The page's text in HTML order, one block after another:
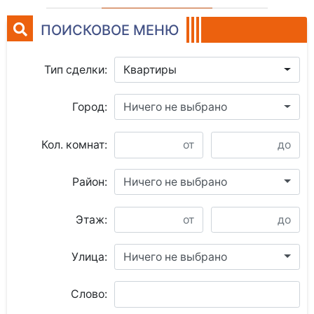
ПОИСКОВОЕ МЕНЮ
Тип сделки: Квартиры
Город: Ничего не выбрано
Кол. комнат:
Район: Ничего не выбрано
Этаж:
Улица: Ничего не выбрано
Слово: